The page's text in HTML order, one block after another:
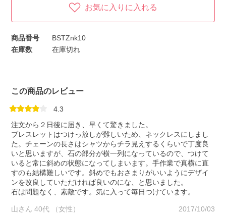
お気に入りに入れる
商品番号
BSTZnk10
在庫数
在庫切れ
この商品のレビュー
4.3
注文から２日後に届き、早くて驚きました。
ブレスレットはつけっ放しが難しいため、ネックレスにしまし
た。チェーンの長さはシャツからチラ見えするくらいで丁度良
いと思いますが、石の部分が横一列になっているので、つけて
いると常に斜めの状態になってしまいます。手作業で真横に直
すのも結構難しいです。斜めでもおさまりがいいようにデザイ
ンを改良していただければ良いのにな、と思いました。
石は問題なく、素敵です。気に入って毎日つけています。
山さん 40代 （女性） 2017/10/03